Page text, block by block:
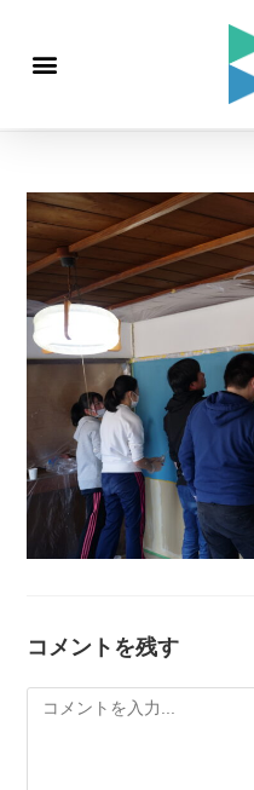
コメントを残す